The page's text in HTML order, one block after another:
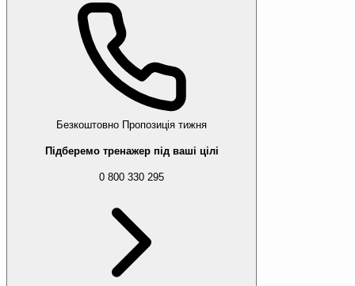
Безкоштовно Пропозиція тижня
Підберемо тренажер під ваші цілі
0 800 330 295